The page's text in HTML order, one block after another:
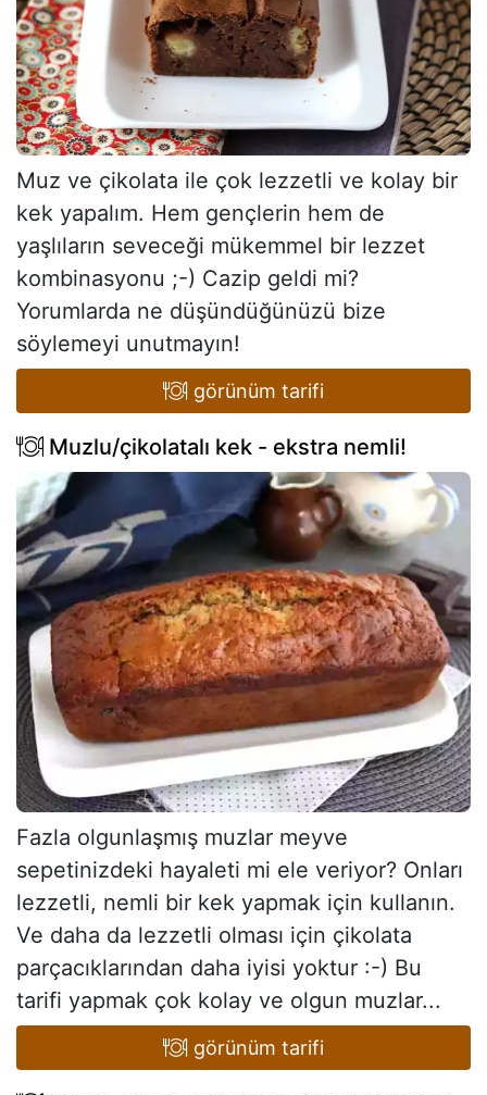
Muz ve çikolata ile çok lezzetli ve kolay bir
kek yapalım. Hem gençlerin hem de
yaşlıların seveceği mükemmel bir lezzet
kombinasyonu ;-) Cazip geldi mi?
Yorumlarda ne düşündüğünüzü bize
söylemeyi unutmayın!
görünüm tarifi
Muzlu/çikolatalı kek - ekstra nemli!
Fazla olgunlaşmış muzlar meyve
sepetinizdeki hayaleti mi ele veriyor? Onları
lezzetli, nemli bir kek yapmak için kullanın.
Ve daha da lezzetli olması için çikolata
parçacıklarından daha iyisi yoktur :-) Bu
tarifi yapmak çok kolay ve olgun muzlar...
görünüm tarifi